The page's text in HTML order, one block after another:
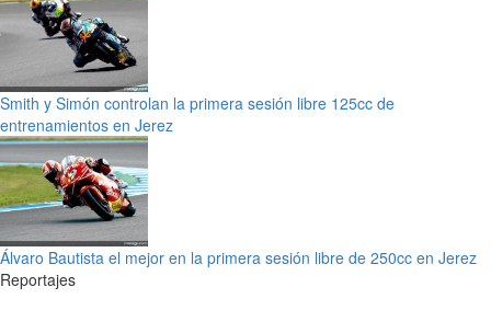
Smith y Simón controlan la primera sesión libre 125cc de
entrenamientos en Jerez
Álvaro Bautista el mejor en la primera sesión libre de 250cc en Jerez
Reportajes